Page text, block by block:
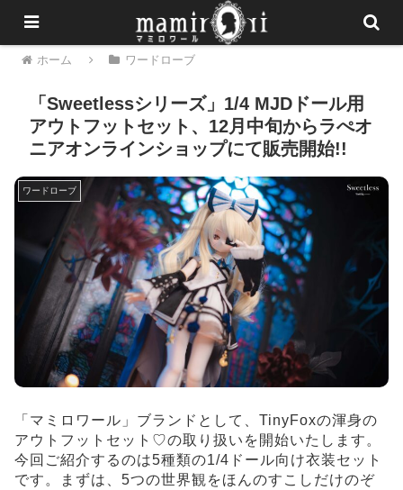
ホーム ワードローブ
「Sweetlessシリーズ」1/4 MJDドール用
アウトフットセット、12月中旬からラぺオ
ニアオンラインショップにて販売開始!!
ワードローブ
「マミロワール」ブランドとして、TinyFoxの渾身の
アウトフットセット♡の取り扱いを開始いたします。
今回ご紹介するのは5種類の1/4ドール向け衣装セット
です。まずは、5つの世界観をほんのすこしだけのぞ